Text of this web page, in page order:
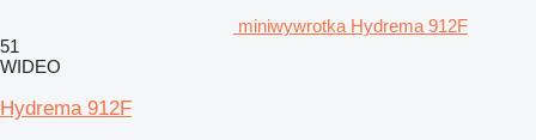
miniwywrotka Hydrema 912F
51
WIDEO
Hydrema 912F